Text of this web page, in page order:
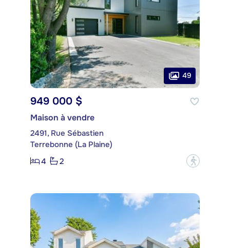
49
949 000 $
Maison à vendre
2491, Rue Sébastien
Terrebonne (La Plaine)
4
2 ?